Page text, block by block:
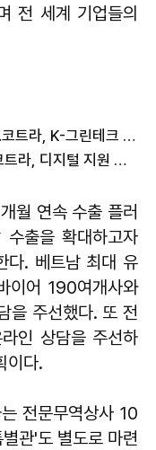
전 세계 기업들의
중동 분쟁에 커진 에너지 전환 수요…코트라, K-그린테크 수출길 넓힌다
상반기 대아세안 수출 53% 급증…코트라, 디지털 지원 패키지 가동
월 연속 수출 플러
출을 확대하고자
다. 베트남 최대 유
이어 190여개사와
을 주선했다. 또 전
인 상담을 주선하
이다.
전문무역상사 10
관'도 별도로 마련